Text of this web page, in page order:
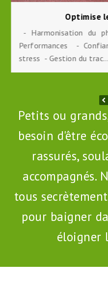
Optimise
- Harmonisation du
Performances -
stress - Gestion du trac…
Petits ou
besoin d'être
rassurés,
accompagnés.
tous
pour baigner
éloigner